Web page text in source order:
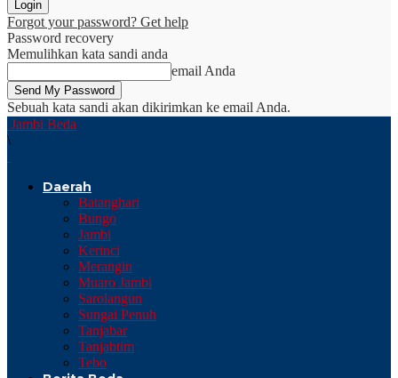
Forgot your password? Get help
Password recovery
Memulihkan kata sandi anda
email Anda
Sebuah kata sandi akan dikirimkan ke email Anda.
Jambi Beda
\
Daerah
Batanghari
Bungo
Jambi
Kerinci
Merangin
Muaro Jambi
Sarolangun
Sungai Penuh
Tanjabar
Tanjabtim
Tebo